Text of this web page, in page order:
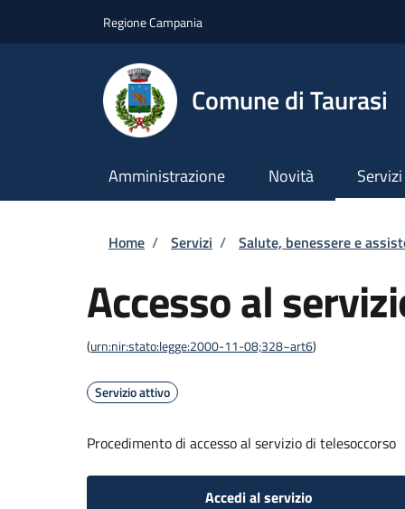
Regione Campania
Comune di Taurasi
Amministrazione Novità Servizi
Briciole di pane
Home / Servizi / Salute, benessere e
Accesso al
(urn:nir:stato:legge:2000-11-08;328~art6)
Servizio attivo
Procedimento di accesso al servizio di telesoccorso
Accedi al servizio